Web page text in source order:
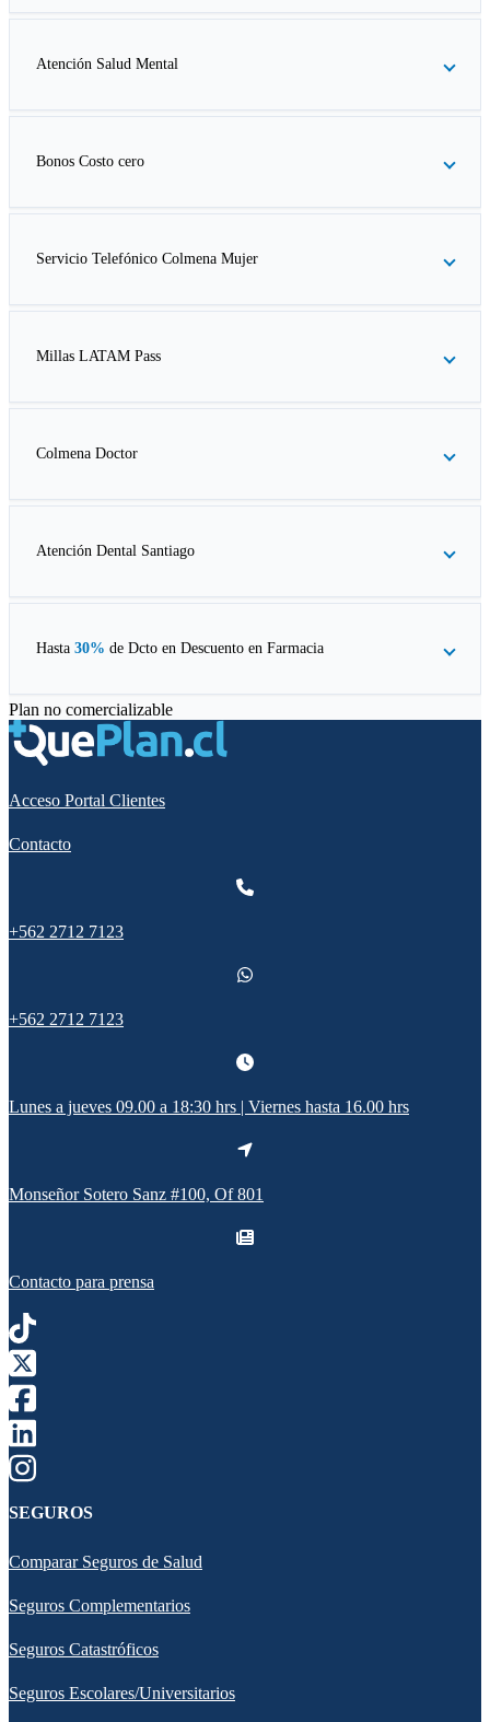
Atención Salud Mental
Bonos Costo cero
Servicio Telefónico Colmena Mujer
Millas LATAM Pass
Colmena Doctor
Atención Dental Santiago
Hasta 30% de Dcto en Descuento en Farmacia
Plan no comercializable
Acceso Portal Clientes
Contacto
+562 2712 7123
+562 2712 7123
Lunes a jueves 09.00 a 18:30 hrs | Viernes hasta 16.00 hrs
Monseñor Sotero Sanz #100, Of 801
Contacto para prensa
SEGUROS
Comparar Seguros de Salud
Seguros Complementarios
Seguros Catastróficos
Seguros Escolares/Universitarios